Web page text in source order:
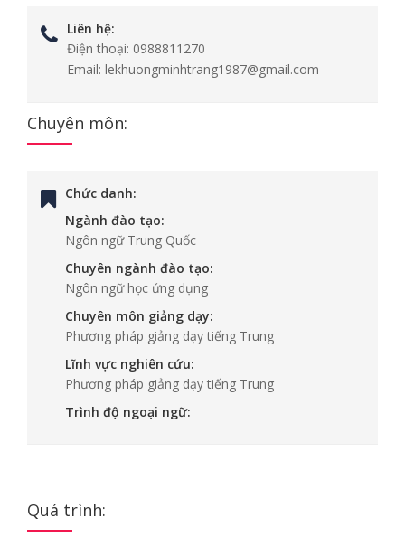
Liên hệ:
Điện thoại: 0988811270
Email: lekhuongminhtrang1987@gmail.com
Chuyên môn:
Chức danh:
Ngành đào tạo:
Ngôn ngữ Trung Quốc
Chuyên ngành đào tạo:
Ngôn ngữ học ứng dụng
Chuyên môn giảng dạy:
Phương pháp giảng dạy tiếng Trung
Lĩnh vực nghiên cứu:
Phương pháp giảng dạy tiếng Trung
Trình độ ngoại ngữ:
Quá trình: